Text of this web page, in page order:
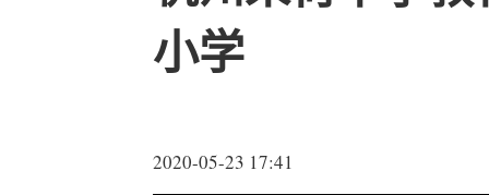
小学
2020-05-23 17:41